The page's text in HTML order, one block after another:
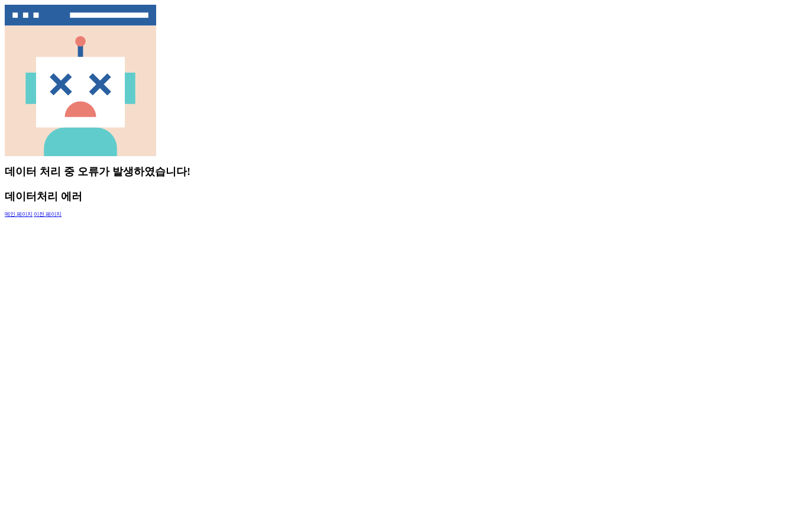
데이터 처리 중 오류가 발생하였습니다!
데이터처리 에러
메인 페이지 이전 페이지